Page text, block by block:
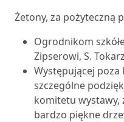
Żetony, za pożyteczną
Ogrodnikom
Zipserowi, S.
Występującej
szczególne
komitetu wystawy,
bardzo piękne